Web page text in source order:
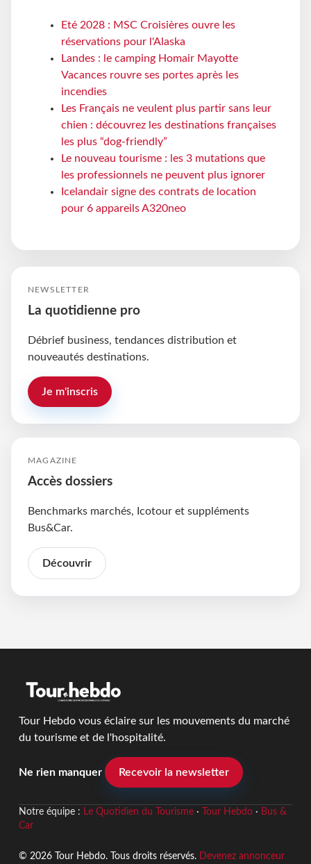
Eté 2028 : MSC Croisières ouvre les
réservations pour l'Alaska
Landes : le camping Homair Mayotte
Vacances rouvre ses portes après les
incendies
Les Français ne veulent plus partir sans leur
chien : découvrez les destinations françaises
les plus “dog-friendly”
Le nouveau tourisme : les 3 mutations que
les professionnels ne peuvent plus ignorer
Icelandair signe des contrats de location
pour 6 appareils A320neo
NEWSLETTER
La quotidienne pro
Débrief business, tendances distribution et
nouveautés destinations.
Je m'inscris
MAGAZINE
Accès dossiers
Benchmarks marchés, Icotour et suppléments
Bus&Car.
Découvrir
Tour Hebdo vous éclaire sur les mouvements du marché
du tourisme et de l'hospitalité.
Ne rien manquer Recevoir la newsletter
Notre équipe : Le Quotidien du Tourisme· Tour Hebdo· Bus &
Car
© 2026 Tour Hebdo. Tous droits réservés. Devenez annonceur